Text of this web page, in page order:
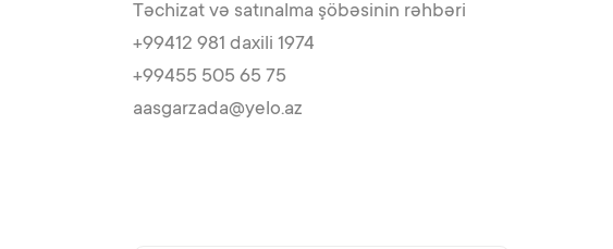
Təchizat və satınalma şöbəsinin rəhbəri
+99412 981 daxili 1974
+99455 505 65 75
aasgarzada@yelo.az